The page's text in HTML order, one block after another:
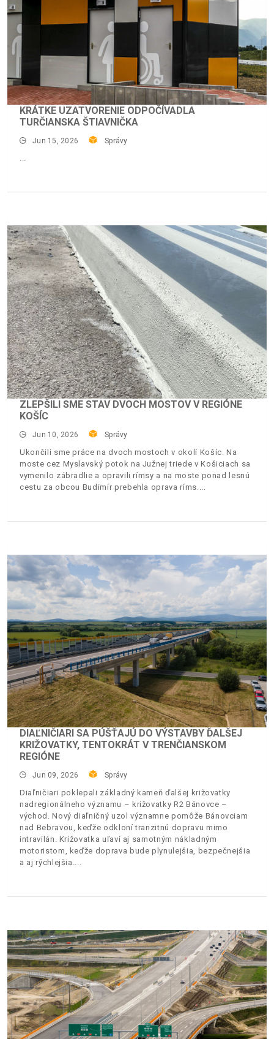
KRÁTKE UZATVORENIE ODPOČÍVADLA
TURČIANSKA ŠTIAVNIČKA
Jun 15, 2026 Správy
ZLEPŠILI SME STAV DVOCH MOSTOV V REGIÓNE
KOŠÍC
Jun 10, 2026 Správy
Ukončili sme práce na dvoch mostoch v okolí Košíc. Na
moste cez Myslavský potok na Južnej triede v Košiciach sa
vymenilo zábradlie a opravili rímsy a na moste ponad lesnú
cestu za obcou Budimír prebehla oprava ríms.
DIAĽNIČIARI SA PÚŠŤAJÚ DO VÝSTAVBY ĎALŠEJ
KRIŽOVATKY, TENTOKRÁT V TRENČIANSKOM
REGIÓNE
Jun 09, 2026 Správy
Diaľničiari poklepali základný kameň ďalšej križovatky
nadregionálneho významu – križovatky R2 Bánovce –
východ. Nový diaľničný uzol významne pomôže Bánovciam
nad Bebravou, keďže odkloní tranzitnú dopravu mimo
intravilán. Križovatka uľaví aj samotným nákladným
motoristom, keďže doprava bude plynulejšia, bezpečnejšia
a aj rýchlejšia.